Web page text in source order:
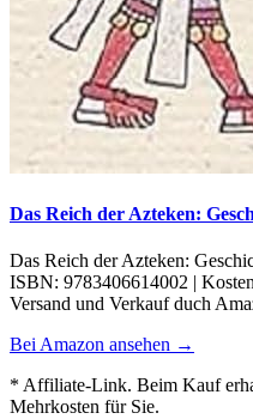
Das Reich der Azteken:
Das Reich der Azteken:
ISBN: 9783406614002 |
Versand und Verkauf duch
Bei Amazon ansehen →
* Affiliate-Link. Beim Kauf
Mehrkosten für Sie.